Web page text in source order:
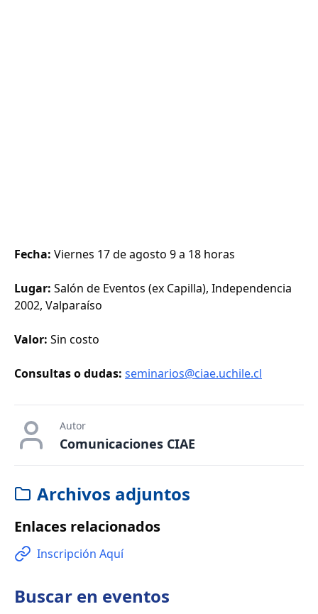
Fecha: Viernes 17 de agosto 9 a 18 horas
Lugar: Salón de Eventos (ex Capilla), Independencia
2002, Valparaíso
Valor: Sin costo
Consultas o dudas: seminarios@ciae.uchile.cl
Autor
Comunicaciones CIAE
Archivos adjuntos
Enlaces relacionados
Inscripción Aquí
Buscar en eventos